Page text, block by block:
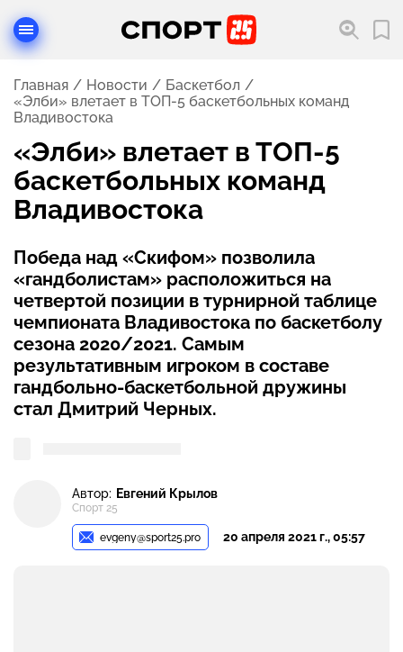
Главная Новости
Баскетбол
«Элби» влетает в ТОП-5 баскетбольных команд
Владивостока
«Элби» влетает в ТОП-5
баскетбольных команд
Владивостока
Победа над «Скифом» позволила
«гандболистам» расположиться на
четвертой позиции в турнирной таблице
чемпионата Владивостока по баскетболу
сезона 2020/2021. Самым
результативным игроком в составе
гандбольно-баскетбольной дружины
стал Дмитрий Черных.
Автор: Евгений Крылов
Спорт 25
evgeny@sport25.pro 20 апреля 2021 г., 05:57